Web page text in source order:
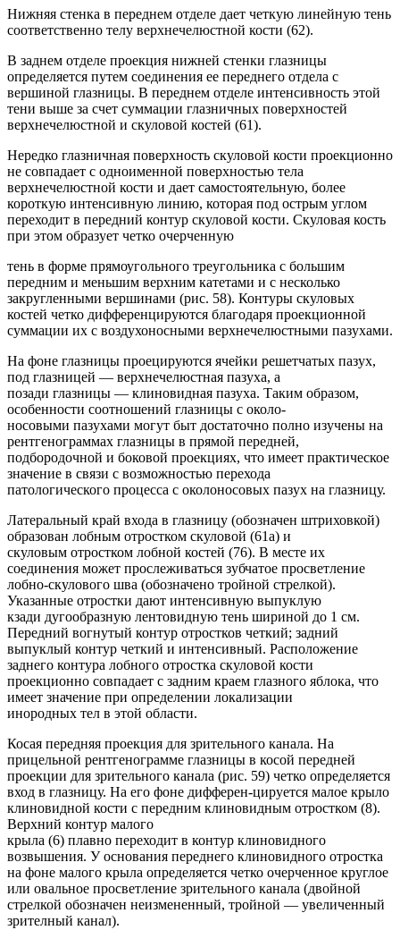
Нижняя стенка в переднем отделе дает четкую линейную тень
соответственно телу верхнечелюстной кости (62).
В заднем отделе проекция нижней стенки глазницы
определяется путем соединения ее переднего отдела с
вершиной глазницы. В переднем отделе интенсивность этой
тени выше за счет суммации глазничных по­верхностей
верхнечелюстной и скуловой костей (61).
Нередко глазничная поверхность скуловой кости проекционно
не совпадает с одноименной поверхностью тела
верхнечелюстной кости и дает самостоятельную, более
короткую интенсивную линию, которая под ост­рым углом
переходит в передний контур скуловой кости. Скуловая кость
при этом образует четко очерченную
тень в форме прямоугольного треугольника с большим
передним и меньшим верхним катетами и с несколько
закругленными вершинами (рис. 58). Контуры скуловых
костей четко дифференцируются благодаря проекционной
суммации их с воздухоносными верхнечелюстными пазухами.
На фоне глазницы проецируются ячейки решетчатых пазух,
под глазницей — верхнечелюстная пазуха, а
позади глазницы — клиновидная пазуха. Таким образом,
особенности соотношений глазницы с около-
носовыми пазухами могут быт достаточно полно изучены на
рентгенограммах глазницы в прямой передней,
подбородочной и боковой проекциях, что имеет практическое
значение в связи с возможностью перехода
патологического процесса с околоносовых пазух на глазницу.
Латеральный край входа в глазницу (обозначен штриховкой)
образован лобным отростком скуловой (61а) и
скуловым отростком лобной костей (76). В месте их
соединения может прослеживаться зубчатое просветление
лобно-скулового шва (обозначено тройной стрелкой).
Указанные отростки дают интенсивную выпуклую
кзади дугообразную лентовидную тень шириной до 1 см.
Передний вогнутый контур отростков четкий; задний
выпуклый контур четкий и интенсивный. Расположение
заднего контура лобного отростка скуловой кости
проекционно совпадает с задним краем глазного яблока, что
имеет значение при определении локализации
инородных тел в этой области.
Косая передняя проекция для зрительного канала. На
прицельной рентгенограмме глазницы в косой передней
проекции для зрительного канала (рис. 59) четко определяется
вход в глазницу. На его фоне дифферен-цируется малое крыло
клиновидной кости с передним клиновидным отростком (8).
Верхний контур малого
крыла (6) плавно переходит в контур клиновидного
возвышения. У основания переднего клиновидного отростка
на фоне малого крыла определяется четко очерченное круглое
или овальное просветление зрительного канала (двойной
стрелкой обозначен неизмененный, тройной — увеличенный
зрителный канал).